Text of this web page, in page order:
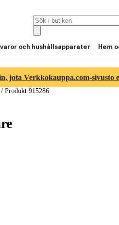
och hushållsapparater Hem
jota Verkkokauppa.com-sivusto
/ Produkt 915286
10